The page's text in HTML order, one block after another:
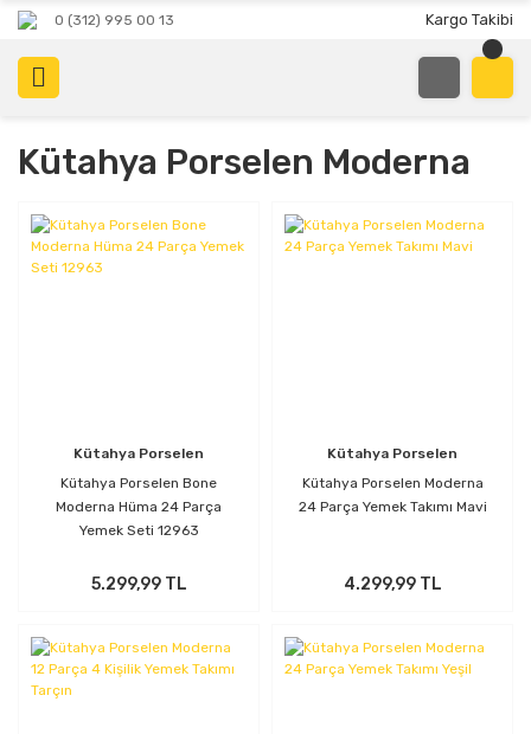
0 (312) 995 00 13 Kargo Takibi
Kütahya Porselen Moderna
Kütahya Porselen
Kütahya Porselen Bone
Moderna Hüma 24 Parça
Yemek Seti 12963
5.299,99 TL
Kütahya Porselen
Kütahya Porselen Moderna
24 Parça Yemek Takımı Mavi
4.299,99 TL